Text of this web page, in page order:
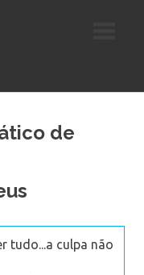
de
tudo...a culpa não